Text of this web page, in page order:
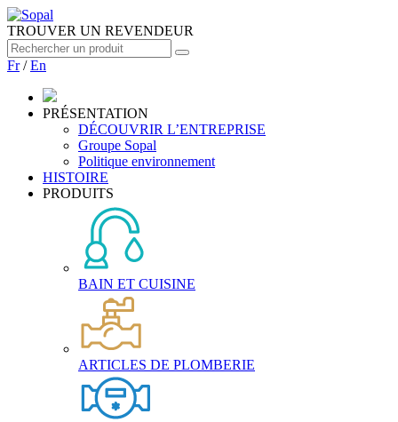
TROUVER UN REVENDEUR
Fr/En
PRÉSENTATION
DÉCOUVRIR L’ENTREPRISE
Groupe Sopal
Politique environnement
HISTOIRE
PRODUITS
BAIN ET CUISINE
ARTICLES DE PLOMBERIE